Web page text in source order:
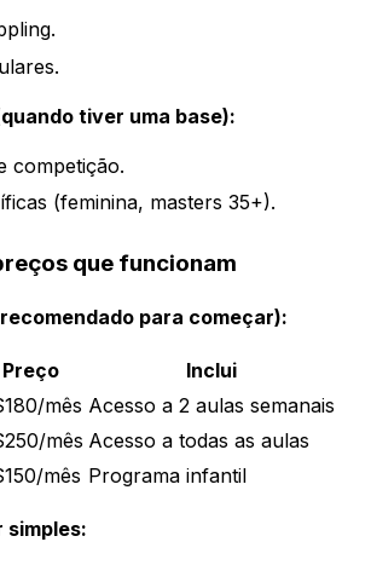
tiver uma base):
competição.
(feminina, masters 35+).
que funcionam
para começar):
Preço
Inclui
mês Acesso a 2 aulas semanais
mês Acesso a todas as aulas
mês Programa infantil
simples: